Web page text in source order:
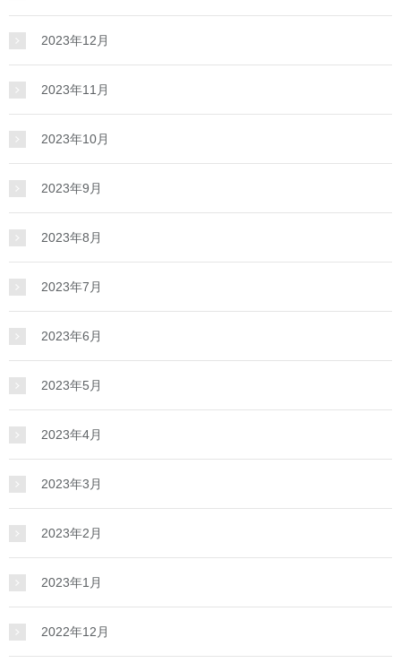
2023年12月
2023年11月
2023年10月
2023年9月
2023年8月
2023年7月
2023年6月
2023年5月
2023年4月
2023年3月
2023年2月
2023年1月
2022年12月